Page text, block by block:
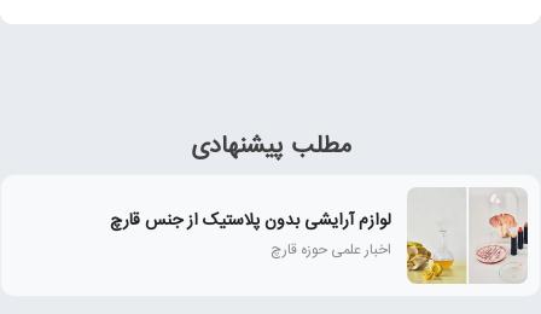
مطلب پیشنهادی
لوازم آرایشی بدون پلاستیک از جنس قارچ
اخبار علمی حوزه قارچ